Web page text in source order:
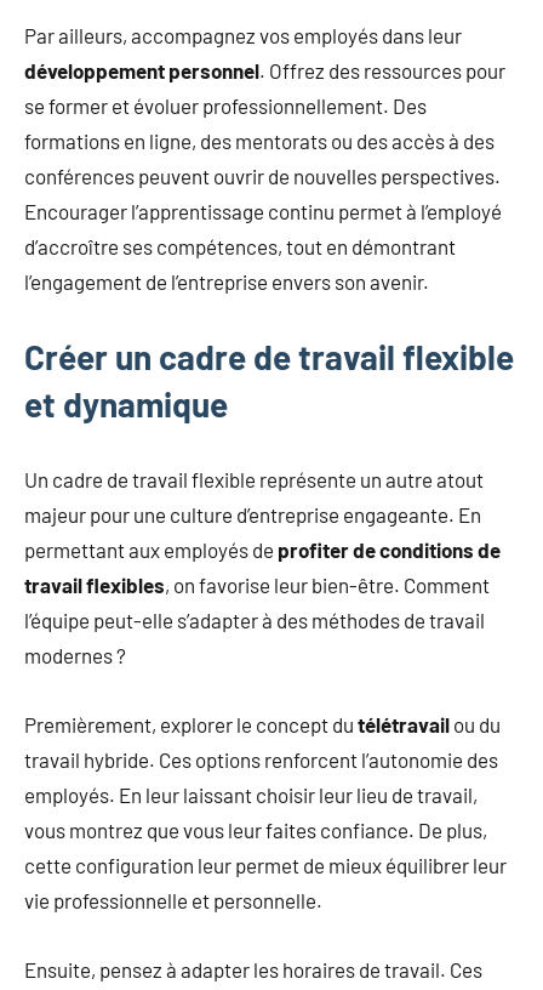
Par ailleurs, accompagnez vos employés dans leur
développement personnel. Offrez des ressources pour
se former et évoluer professionnellement. Des
formations en ligne, des mentorats ou des accès à des
conférences peuvent ouvrir de nouvelles perspectives.
Encourager l’apprentissage continu permet à l’employé
d’accroître ses compétences, tout en démontrant
l’engagement de l’entreprise envers son avenir.
Créer un cadre de travail flexible
et dynamique
Un cadre de travail flexible représente un autre atout
majeur pour une culture d’entreprise engageante. En
permettant aux employés de profiter de conditions de
travail flexibles, on favorise leur bien-être. Comment
l’équipe peut-elle s’adapter à des méthodes de travail
modernes ?
Premièrement, explorer le concept du télétravail ou du
travail hybride. Ces options renforcent l’autonomie des
employés. En leur laissant choisir leur lieu de travail,
vous montrez que vous leur faites confiance. De plus,
cette configuration leur permet de mieux équilibrer leur
vie professionnelle et personnelle.
Ensuite, pensez à adapter les horaires de travail. Ces